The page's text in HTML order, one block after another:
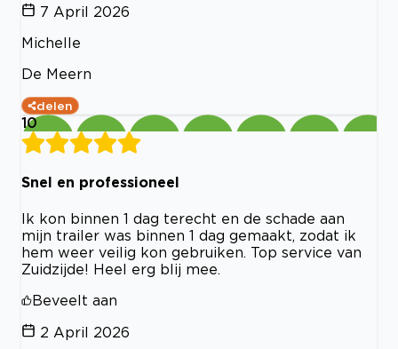
7 April 2026
Michelle
De Meern
delen
10
Snel en professioneel
Ik kon binnen 1 dag terecht en de schade aan
mijn trailer was binnen 1 dag gemaakt, zodat ik
hem weer veilig kon gebruiken. Top service van
Zuidzijde! Heel erg blij mee.
Beveelt aan
2 April 2026